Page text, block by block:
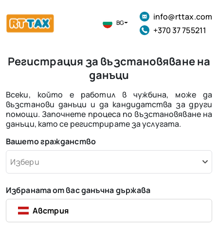
BG
info@rttax.com
+370 37 755211
Регистрация за възстановяване на
данъци
Всеки, който е работил в чужбина, може да
възстанови данъци и да кандидатства за други
помощи. Започнете процеса по възстановяване на
данъци, като се регистрирате за услугата.
Вашето гражданство
Избери
Избраната от вас данъчна държава
Австрия